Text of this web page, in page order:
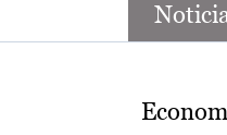
Temas